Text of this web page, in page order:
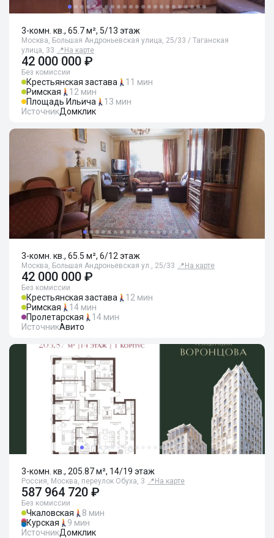
3-комн. кв., 65.7 м², 5/13 этаж
Москва, Большая Андроньевская улица, 25/33 / Таганская
улица, 33 📍 На карте
42 000 000 ₽
Без комиссии
Крестьянская застава
11 мин
Римская
12 мин
Площадь Ильича
13 мин
ИсточникДомклик
3-комн. кв., 65.5 м², 6/12 этаж
Москва, Большая Андроньевская ул., 25/33 📍 На карте
42 000 000 ₽
Без комиссии
Крестьянская застава
12 мин
Римская
14 мин
Пролетарская
14 мин
ИсточникАвито
3-комн. кв., 205.87 м², 14/19 этаж
Россия, Москва, переулок Обуха, 3 📍 На карте
587 964 720 ₽
Без комиссии
Чкаловская
8 мин
Курская
9 мин
ИсточникДомклик